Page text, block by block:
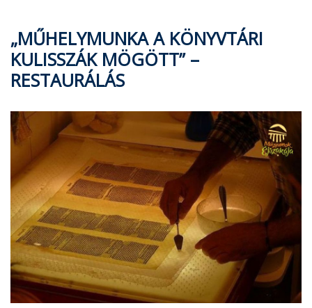
„MŰHELYMUNKA A KÖNYVTÁRI
KULISSZÁK MÖGÖTT” –
RESTAURÁLÁS